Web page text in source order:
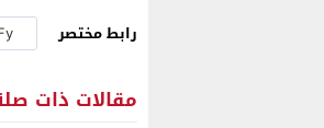
رابط مختصر
مقالات ذات